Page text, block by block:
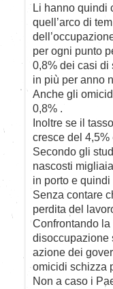
Li hanno quindi
quell’arco di
per ogni punto
0,8% dei casi di
in più per anno
Anche gli
0,8% .
Inoltre se il
cresce del
Secondo gli
nascosti
in porto e
Senza contare
perdita del
Confrontando
disoccupazione
azione dei
omicidi schizza
Non a caso i